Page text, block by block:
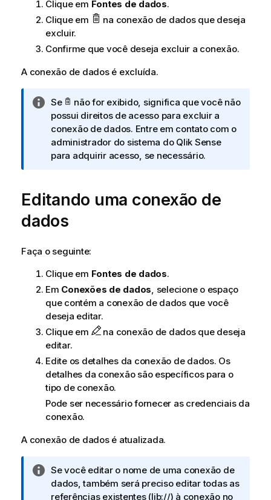
a
Clique em Fontes de dados.
Clique em
na conexão de dados que deseja
excluir.
Confirme que você deseja excluir a conexão.
A conexão de dados é excluída.
N
o
t
a
i
o
r
m
t
v
a
Se
não for exibido, significa que você não
possui direitos de acesso para excluir a
conexão de dados. Entre em contato com o
administrador do sistema do Qlik Sense
para adquirir acesso, se necessário.
Editando uma conexão de
dados
Faça o seguinte:
Clique em Fontes de dados.
Em Conexões de dados, selecione o espaço
que contém a conexão de dados que você
deseja editar.
Clique em
na conexão de dados que deseja
editar.
Edite os detalhes da conexão de dados. Os
detalhes da conexão são específicos para o
tipo de conexão.
Pode ser necessário fornecer as credenciais da
conexão.
A conexão de dados é atualizada.
N
o
t
Se você editar o nome de uma conexão de
dados, também será preciso editar todas as
referências existentes (lib://) à conexão no